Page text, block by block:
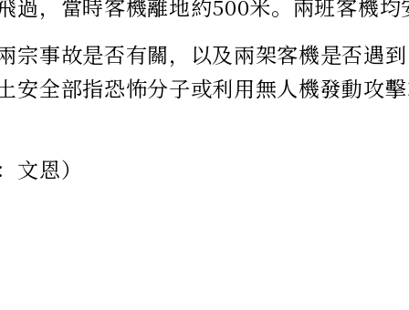
過，當時客機離地約500米。兩班客機均
宗事故是否有關，以及兩架客機是否遇
安全部指恐怖分子或利用無人機發動攻
文恩）